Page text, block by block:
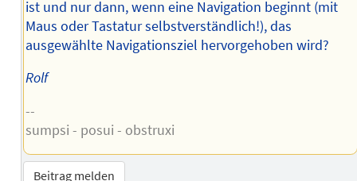
ist und nur dann, wenn eine Navigation beginnt (mit
Maus oder Tastatur selbstverständlich!), das
ausgewählte Navigationsziel hervorgehoben wird?
Rolf
--
sumpsi - posui - obstruxi
Beitrag melden